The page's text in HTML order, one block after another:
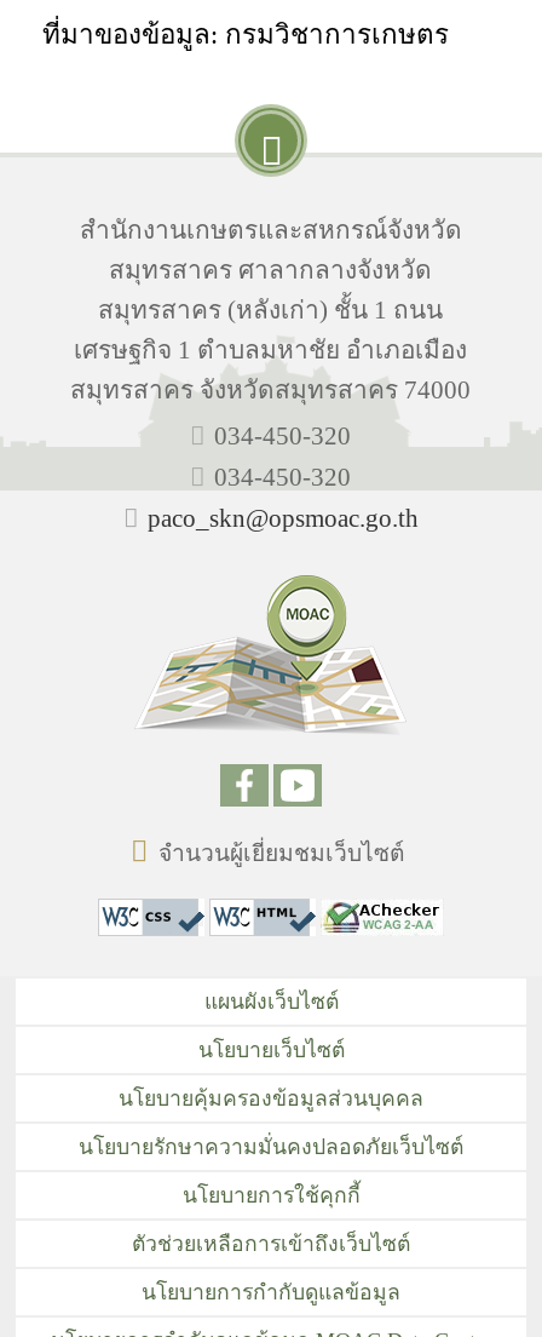
ที่มาของข้อมูล: กรมวิชาการเกษตร
สำนักงานเกษตรและสหกรณ์จังหวัด
สมุทรสาคร ศาลากลางจังหวัด
สมุทรสาคร (หลังเก่า) ชั้น 1 ถนน
เศรษฐกิจ 1 ตำบลมหาชัย อำเภอเมือง
สมุทรสาคร จังหวัดสมุทรสาคร 74000
034-450-320
034-450-320
paco_skn@opsmoac.go.th
จำนวนผู้เยี่ยมชมเว็บไซต์
แผนผังเว็บไซต์
นโยบายเว็บไซต์
นโยบายคุ้มครองข้อมูลส่วนบุคคล
นโยบายรักษาความมั่นคงปลอดภัยเว็บไซต์
นโยบายการใช้คุกกี้
ตัวช่วยเหลือการเข้าถึงเว็บไซต์
นโยบายการกำกับดูแลข้อมูล